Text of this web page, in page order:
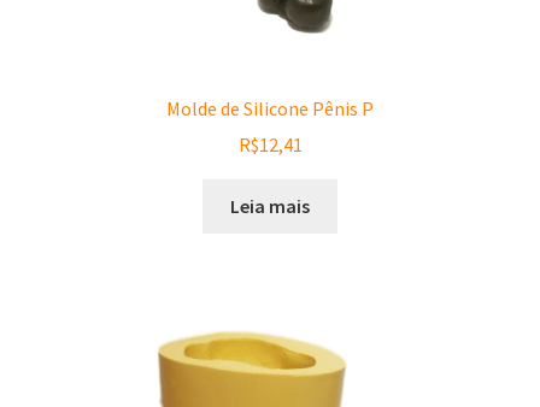
Molde de Silicone Pênis P
R$12,41
Leia mais